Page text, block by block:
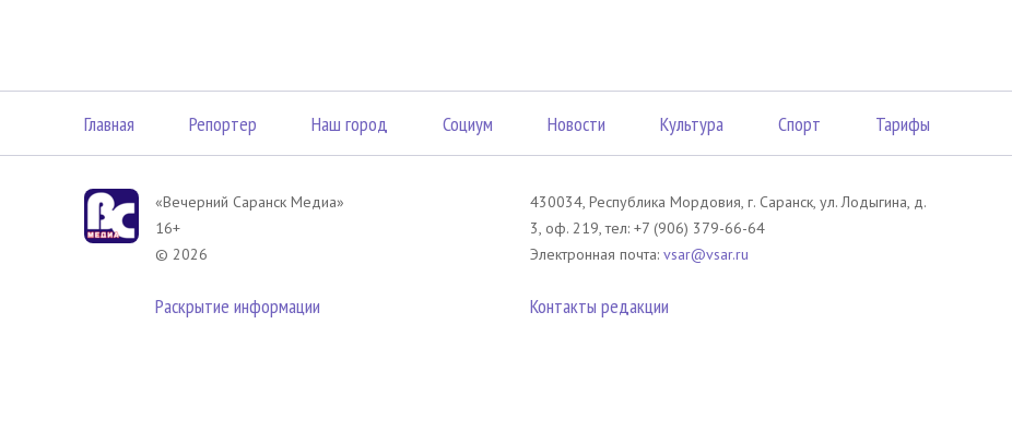
Главная Репортер Наш город Социум Новости Культура Спорт Тарифы
«Вечерний Саранск Mедиа»
16+
© 2026
Раскрытие информации
430034, Республика Мордовия, г. Саранск, ул. Лодыгина, д.
3, оф. 219, тел: +7 (906) 379-66-64
Электронная почта: vsar@vsar.ru
Контакты редакции